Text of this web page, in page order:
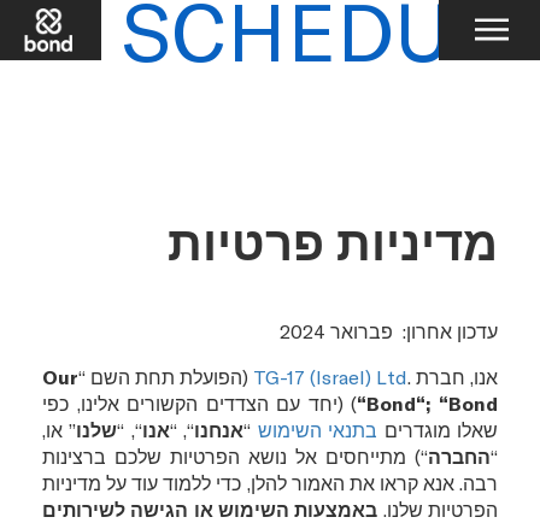
מדיניות פרטיות
עדכון אחרון: פברואר 2024
אנו, חברת .TG-17 (Israel) Ltd (הפועלת תחת השם “Our
Bond“; “Bond
“) (יחד עם הצדדים הקשורים אלינו, כפי
שאלו מוגדרים בתנאי השימוש “אנחנו“, “אנו“, “שלנו” או,
“החברה“) מתייחסים אל נושא הפרטיות שלכם ברצינות
רבה. אנא קראו את האמור להלן, כדי ללמוד עוד על מדיניות
הפרטיות שלנו. באמצעות השימוש או הגישה לשירותים